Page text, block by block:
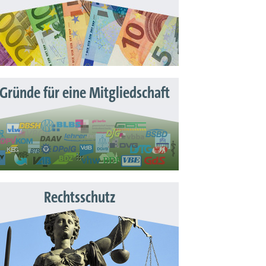
für eine Mitgliedschaft
Rechtsschutz